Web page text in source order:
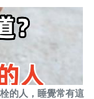
的人，睡覺常有這